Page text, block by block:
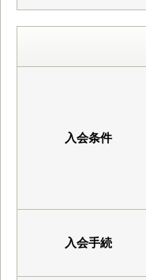
入会条件
入会手続